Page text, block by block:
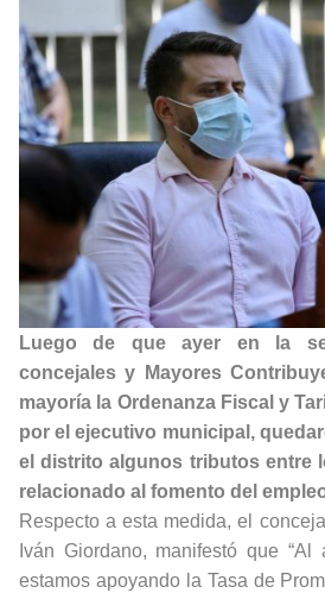
Luego de que ayer en la
concejales y Mayores
mayoría la Ordenanza Fiscal y
por el ejecutivo municipal,
el distrito algunos tributos entre
relacionado al fomento del
Respecto a esta medida, el
Iván Giordano, manifestó que “Al
estamos apoyando la Tasa de